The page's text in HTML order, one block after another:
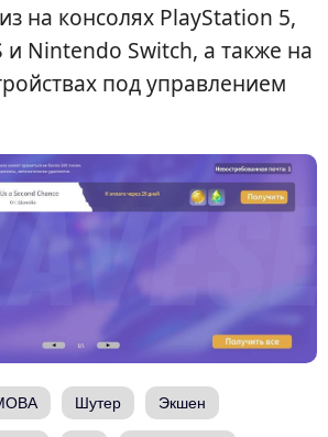
на консолях PlayStation 5,
и Nintendo Switch, а также на
под управлением
Шутер Экшен